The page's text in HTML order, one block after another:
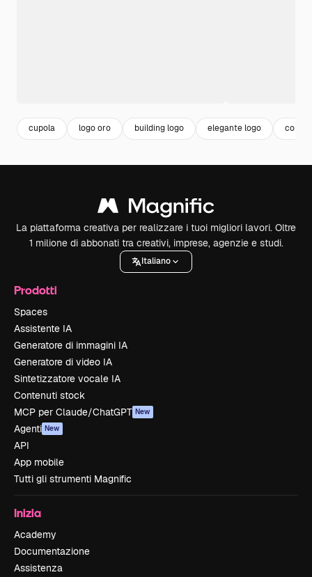
cupola logo oro building logo elegante logo
La piattaforma creativa per realizzare i tuoi migliori lavori. Oltre
1 milione di abbonati tra creativi, imprese, agenzie e studi.
Italiano
Prodotti
Spaces
Assistente IA
Generatore di immagini IA
Generatore di video IA
Sintetizzatore vocale IA
Contenuti stock
MCP per Claude/ChatGPT New
Agenti New
API
App mobile
Tutti gli strumenti Magnific
Inizia
Academy
Documentazione
Assistenza